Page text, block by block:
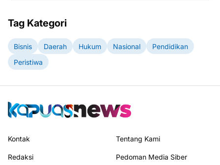
Tag Kategori
Bisnis Daerah Hukum Nasional
Pendidikan
Peristiwa
Kontak Tentang Kami
Redaksi Pedoman Media Siber